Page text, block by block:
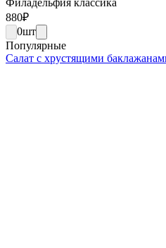
880₽
0шт
Популярные
Салат с хрустящими